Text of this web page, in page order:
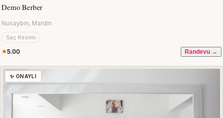
Demo Berber
Nusaybin, Mardin
Saç Kesimi
5.00 Randevu →
✨ ONAYLI